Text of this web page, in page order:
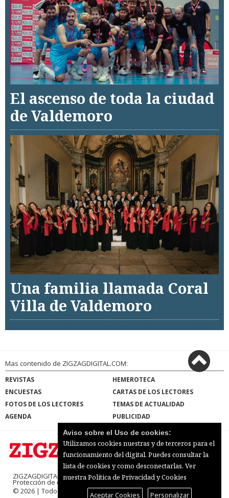
El ascenso de toda la ciudad
de Valdemoro
Una familia llamada Coral
Villa de Valdemoro
Mas contenido de ZIGZAGDIGITAL.COM:
REVISTAS
HEMEROTECA
ENCUESTAS
CARTAS DE LOS LECTORES
FOTOS DE LOS LECTORES
TEMAS DE ACTUALIDAD
AGENDA
PUBLICIDAD
ZIGZAGDIGITAL.COM |Términos de uso|
Protección de datos|Mapa del sitio
© 2026 | Todos los derechos reservados
Aviso sobre el Uso de cookies:
Utilizamos cookies nuestras y de terceros para el
funcionamiento del digital. Puedes consultar la
lista de cookies y como desconectarlas. Ver
nuestra Política de Privacidad y Cookies
Aceptar Cookies
Personalizar